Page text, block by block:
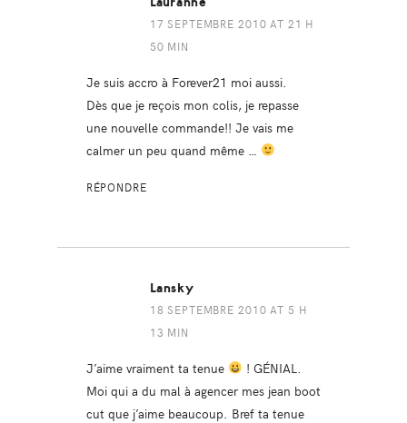
17 SEPTEMBRE 2010 AT 21 H
50 MIN
Je suis accro à Forever21 moi aussi.
Dès que je reçois mon colis, je repasse
une nouvelle commande!! Je vais me
calmer un peu quand même …
RÉPONDRE
Lansky
18 SEPTEMBRE 2010 AT 5 H
13 MIN
J’aime vraiment ta tenue
! GÉNIAL.
Moi qui a du mal à agencer mes jean boot
cut que j’aime beaucoup. Bref ta tenue